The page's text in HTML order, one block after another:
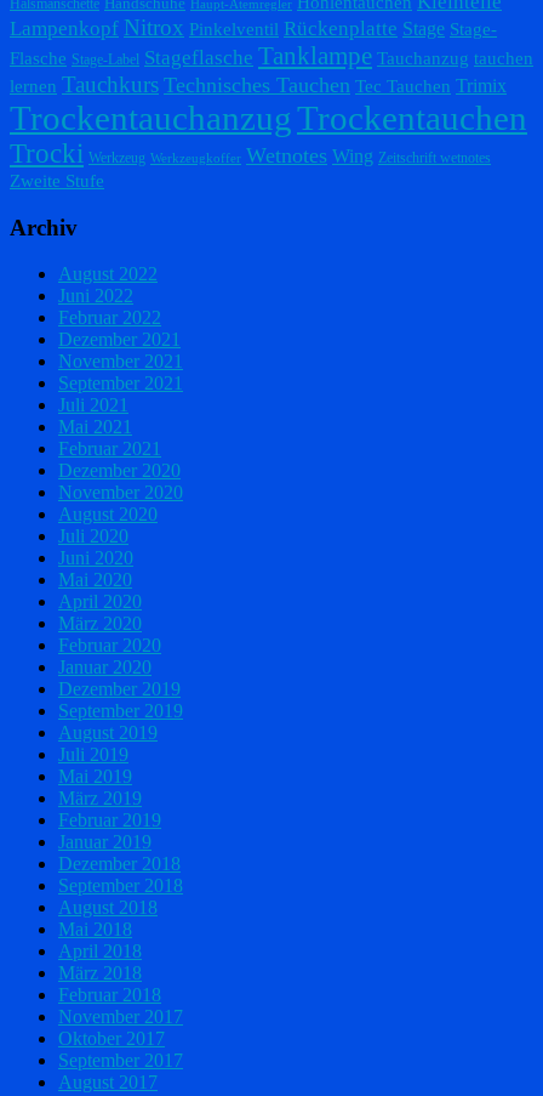
Haupt-Atemregler
Lampenkopf Nitrox Pinkelventil Rückenplatte Stage Stage-
Flasche Stage-Label Stageflasche Tanklampe Tauchanzug tauchen
lernen Tauchkurs Technisches Tauchen Tec Tauchen Trimix
TrockentauchanzugTrockentauchen
Trocki Werkzeug Werkzeugkoffer Wetnotes Wing Zeitschrift wetnotes
Zweite Stufe
Archiv
August 2022
Juni 2022
Februar 2022
Dezember 2021
November 2021
September 2021
Juli 2021
Mai 2021
Februar 2021
Dezember 2020
November 2020
August 2020
Juli 2020
Juni 2020
Mai 2020
April 2020
März 2020
Februar 2020
Januar 2020
Dezember 2019
September 2019
August 2019
Juli 2019
Mai 2019
März 2019
Februar 2019
Januar 2019
Dezember 2018
September 2018
August 2018
Mai 2018
April 2018
März 2018
Februar 2018
November 2017
Oktober 2017
September 2017
August 2017